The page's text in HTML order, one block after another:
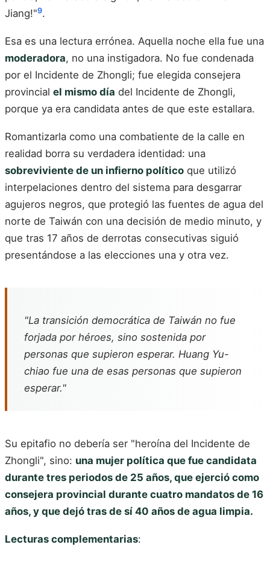
Jiang!"9.
Esa es una lectura errónea. Aquella noche ella fue una
moderadora, no una instigadora. No fue condenada
por el Incidente de Zhongli; fue elegida consejera
provincial el mismo día del Incidente de Zhongli,
porque ya era candidata antes de que este estallara.
Romantizarla como una combatiente de la calle en
realidad borra su verdadera identidad: una
sobreviviente de un infierno político que utilizó
interpelaciones dentro del sistema para desgarrar
agujeros negros, que protegió las fuentes de agua del
norte de Taiwán con una decisión de medio minuto, y
que tras 17 años de derrotas consecutivas siguió
presentándose a las elecciones una y otra vez.
"La transición democrática de Taiwán no fue
forjada por héroes, sino sostenida por
personas que supieron esperar. Huang Yu-
chiao fue una de esas personas que supieron
esperar."
Su epitafio no debería ser "heroína del Incidente de
Zhongli", sino: una mujer política que fue candidata
durante tres periodos de 25 años, que ejerció como
consejera provincial durante cuatro mandatos de 16
años, y que dejó tras de sí 40 años de agua limpia.
Lecturas complementarias: